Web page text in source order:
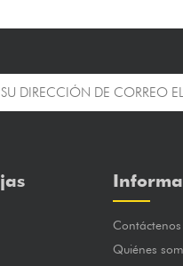
Contáctenos
Quiénes